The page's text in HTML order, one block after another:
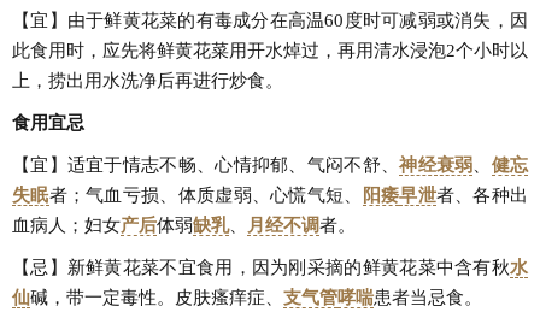
【宜】由于鲜黄花菜的有毒成分在高温60度时可减弱或消失，因
此食用时，应先将鲜黄花菜用开水焯过，再用清水浸泡2个小时以
上，捞出用水洗净后再进行炒食。
食用宜忌
【宜】适宜于情志不畅、心情抑郁、气闷不舒、神经衰弱、 健忘
失眠者；气血亏损、体质虚弱、心慌气短、 阳痿早泄者、各种出
血病人；妇女产后体弱缺乳、 月经不调者。
【忌】新鲜黄花菜不宜食用，因为刚采摘的鲜黄花菜中含有秋水
仙碱，带一定毒性。皮肤瘙痒症、 支气管哮喘患者当忌食。